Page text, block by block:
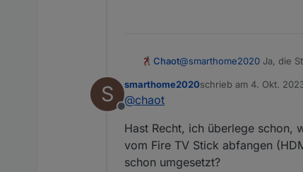
Chaot@smarthome2020 Ja, die
Die ganzen Programme
Na, ich will dir nicht den
S
Offline
smarthome2020schrieb am 4. Okt.
zuletzt editiert von
@chaot
Hast Recht, ich überlege schon,
vom Fire TV Stick abfangen
schon umgesetzt?